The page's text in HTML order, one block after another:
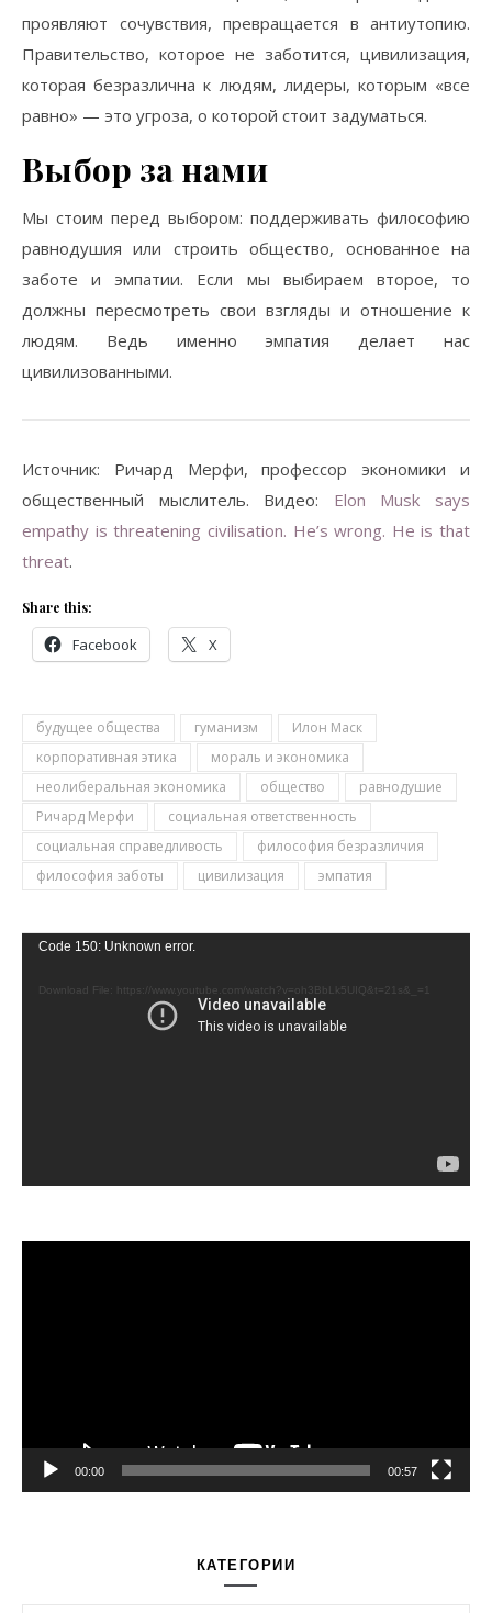
проявляют сочувствия, превращается в антиутопию.
Правительство, которое не заботится, цивилизация,
которая безразлична к людям, лидеры, которым «все
равно» — это угроза, о которой стоит задуматься.
Выбор за нами
Мы стоим перед выбором: поддерживать философию
равнодушия или строить общество, основанное на
заботе и эмпатии. Если мы выбираем второе, то
должны пересмотреть свои взгляды и отношение к
людям. Ведь именно эмпатия делает нас
цивилизованными.
Источник: Ричард Мерфи, профессор экономики и
общественный мыслитель. Видео: Elon Musk says
empathy is threatening civilisation. He’s wrong. He is that
threat.
Share this:
Facebook X
будущее общества гуманизм
Илон Маск
корпоративная этика
мораль и экономика
неолиберальная экономика
общество
равнодушие
Ричард Мерфи
социальная ответственность
социальная справедливость
философия безразличия
философия заботы
цивилизация эмпатия
Video
Code 150: Unknown error.
Download File: https://www.youtube.com/watch?v=oh3BbLk5UIQ&t=21s&_=1
00:00 00:57
КАТЕГОРИИ